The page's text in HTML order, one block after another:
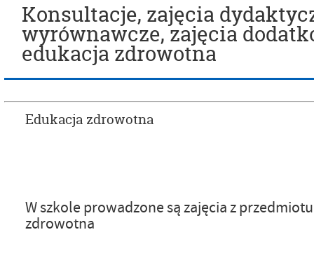
Konsultacje, zajęcia
wyrównawcze, zajęcia
edukacja zdrowotna
Edukacja zdrowotna
W szkole prowadzone są zajęcia z
zdrowotna